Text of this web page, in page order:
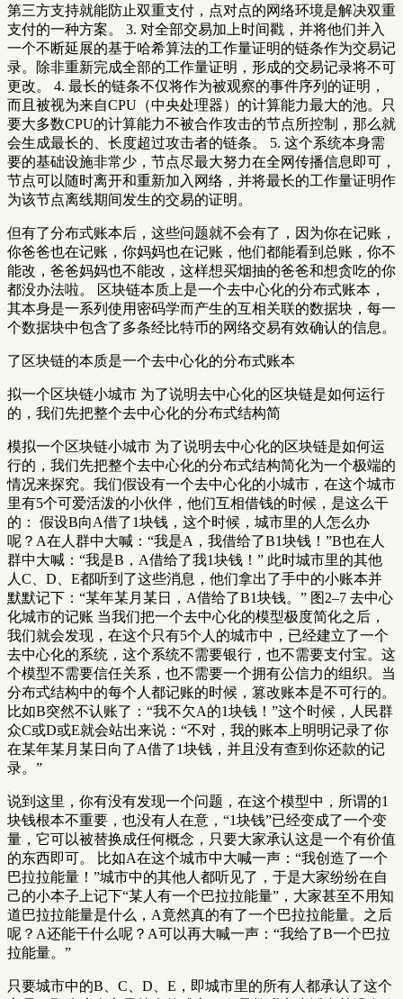
第三方支持就能防止双重支付，点对点的网络环境是解决双重
支付的一种方案。 3. 对全部交易加上时间戳，并将他们并入
一个不断延展的基于哈希算法的工作量证明的链条作为交易记
录。除非重新完成全部的工作量证明，形成的交易记录将不可
更改。 4. 最长的链条不仅将作为被观察的事件序列的证明，
而且被视为来自CPU（中央处理器）的计算能力最大的池。只
要大多数CPU的计算能力不被合作攻击的节点所控制，那么就
会生成最长的、长度超过攻击者的链条。 5. 这个系统本身需
要的基础设施非常少，节点尽最大努力在全网传播信息即可，
节点可以随时离开和重新加入网络，并将最长的工作量证明作
为该节点离线期间发生的交易的证明。
但有了分布式账本后，这些问题就不会有了，因为你在记账，
你爸爸也在记账，你妈妈也在记账，他们都能看到总账，你不
能改，爸爸妈妈也不能改，这样想买烟抽的爸爸和想贪吃的你
都没办法啦。 区块链本质上是一个去中心化的分布式账本，
其本身是一系列使用密码学而产生的互相关联的数据块，每一
个数据块中包含了多条经比特币的网络交易有效确认的信息。
了区块链的本质是一个去中心化的分布式账本
拟一个区块链小城市 为了说明去中心化的区块链是如何运行
的，我们先把整个去中心化的分布式结构简
模拟一个区块链小城市 为了说明去中心化的区块链是如何运
行的，我们先把整个去中心化的分布式结构简化为一个极端的
情况来探究。我们假设有一个去中心化的小城市，在这个城市
里有5个可爱活泼的小伙伴，他们互相借钱的时候，是这么干
的： 假设B向A借了1块钱，这个时候，城市里的人怎么办
呢？A在人群中大喊：“我是A，我借给了B1块钱！”B也在人
群中大喊：“我是B，A借给了我1块钱！” 此时城市里的其他
人C、D、E都听到了这些消息，他们拿出了手中的小账本并
默默记下：“某年某月某日，A借给了B1块钱。” 图2–7 去中心
化城市的记账 当我们把一个去中心化的模型极度简化之后，
我们就会发现，在这个只有5个人的城市中，已经建立了一个
去中心化的系统，这个系统不需要银行，也不需要支付宝。这
个模型不需要信任关系，也不需要一个拥有公信力的组织。当
分布式结构中的每个人都记账的时候，篡改账本是不可行的。
比如B突然不认账了：“我不欠A的1块钱！”这个时候，人民群
众C或D或E就会站出来说：“不对，我的账本上明明记录了你
在某年某月某日向了A借了1块钱，并且没有查到你还款的记
录。”
说到这里，你有没有发现一个问题，在这个模型中，所谓的1
块钱根本不重要，也没有人在意，“1块钱”已经变成了一个变
量，它可以被替换成任何概念，只要大家承认这是一个有价值
的东西即可。 比如A在这个城市中大喊一声：“我创造了一个
巴拉拉能量！”城市中的其他人都听见了，于是大家纷纷在自
己的小本子上记下“某人有一个巴拉拉能量”，大家甚至不用知
道巴拉拉能量是什么，A竟然真的有了一个巴拉拉能量。之后
呢？A还能干什么呢？A可以再大喊一声：“我给了B一个巴拉
拉能量。”
只要城市中的B、C、D、E，即城市里的所有人都承认了这个